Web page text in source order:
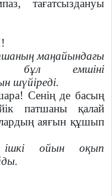
тағатсыздануы
маңайындағы
бұл емшіні
шүйіреді.
Сенің де басың
патшаны қалай
аяғын құшып
ішкі ойын оқып